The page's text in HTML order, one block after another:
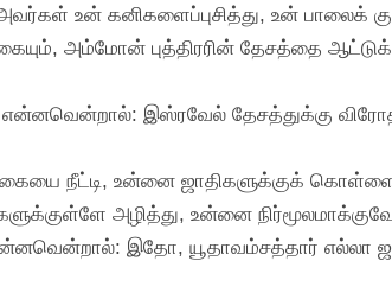
உன் கனிகளைப்புசித்து, உன் பாலைக்
அம்மோன் புத்திரரின் தேசத்தை
இஸ்ரவேல் தேசத்துக்கு
நீட்டி, உன்னை ஜாதிகளுக்குக்
அழித்து, உன்னை
இதோ, யூதாவம்சத்தார் எல்லா